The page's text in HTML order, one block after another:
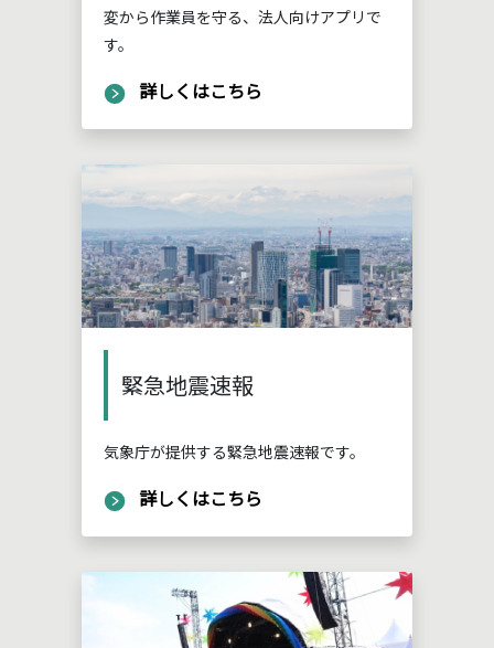
変から作業員を守る、法人向けアプリで
す。
詳しくはこちら
緊急地震速報
気象庁が提供する緊急地震速報です。
詳しくはこちら